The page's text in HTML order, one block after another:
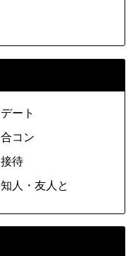
デート
合コン
接待
知人・友人と